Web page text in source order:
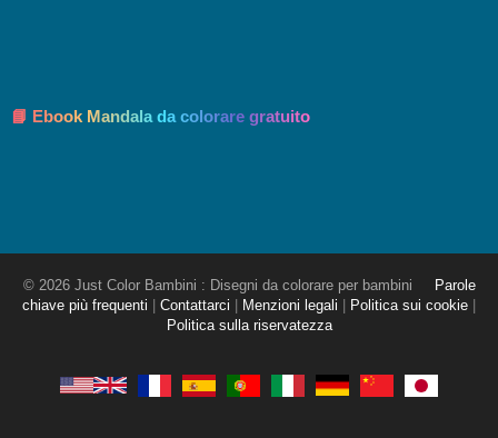
📘 Ebook Mandala da colorare gratuito
© 2026 Just Color Bambini : Disegni da colorare per bambini
Parole
chiave più frequenti
Contattarci Menzioni legali Politica sui cookie
Politica sulla riservatezza